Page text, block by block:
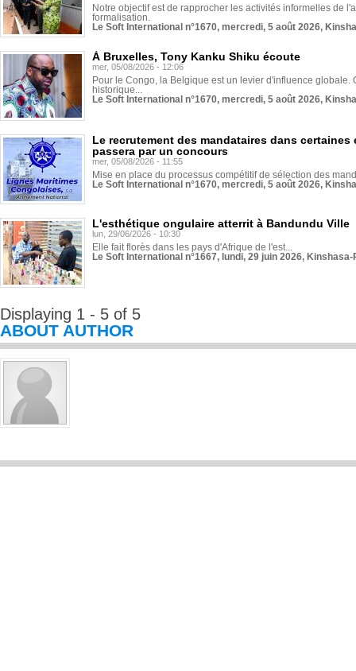
Notre objectif est de rapprocher les activités informelles de
formalisation.
Le Soft International n°1670, mercredi, 5 août 2026,
À Bruxelles, Tony Kanku Shiku écoute
mer, 05/08/2026 - 12:06
Pour le Congo, la Belgique est un levier d'influence globale.
historique...
Le Soft International n°1670, mercredi, 5 août 2026,
Le recrutement des mandataires dans
passera par un concours
mer, 05/08/2026 - 11:55
Mise en place du processus compétitif de sélection des
Le Soft International n°1670, mercredi, 5 août 2026,
L'esthétique ongulaire atterrit à Bandundu Ville
lun, 29/06/2026 - 10:30
Elle fait florès dans les pays d'Afrique de l'est...
Le Soft International n°1667, lundi, 29 juin 2026,
Displaying 1 - 5 of 5
ABOUT AUTHOR